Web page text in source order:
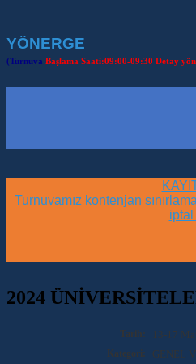
YÖNERGE
(Turnuva Başlama Saati:09:00-09:30 Detay
Turnuvamız kontenjan
2024
Tarih: 13-17
Kategori: GENEL